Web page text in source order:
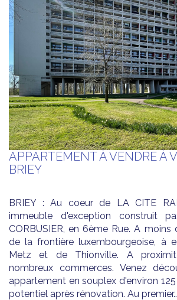
APPARTEMENT À VENDRE À
BRIEY
BRIEY : Au coeur de LA CITE
immeuble d'exception construit
CORBUSIER, en 6ème Rue. A
de la frontière luxembourgeoise, à
Metz et de Thionville. A
nombreux commerces. Venez
appartement en souplex d'environ
potentiel après rénovation. Au